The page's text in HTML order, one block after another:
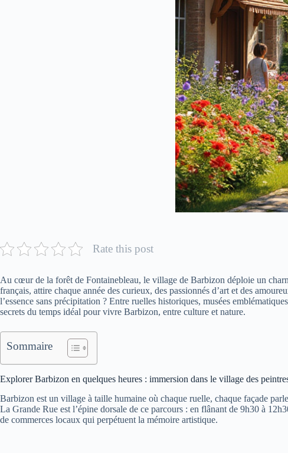
Rate this post
Au cœur de la forêt de Fontainebleau, le village de Barbizon déploie un
français, attire chaque année des curieux, des passionnés d’art et des
l’essence sans précipitation ? Entre ruelles historiques, musées
secrets du temps idéal pour vivre Barbizon, entre culture et nature.
Sommaire
Explorer Barbizon en quelques heures : immersion dans le village des
Barbizon est un village à taille humaine où chaque ruelle, chaque façade
La Grande Rue est l’épine dorsale de ce parcours : en flânant de 9h30 à
de commerces locaux qui perpétuent la mémoire artistique.